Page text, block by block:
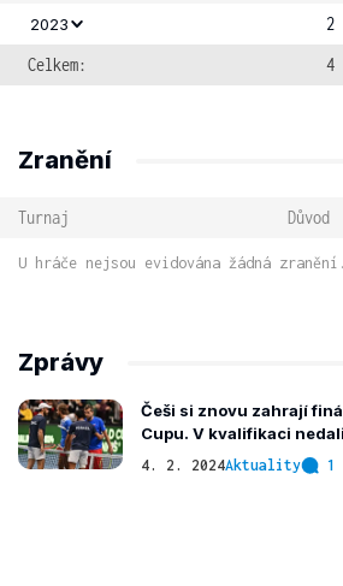
2023
2
Celkem:
4
Zranění
Turnaj Důvod
U hráče nejsou evidována žádná zranění.
Zprávy
Češi si znovu zahrají
Cupu. V kvalifikaci
4. 2. 2024Aktuality 1